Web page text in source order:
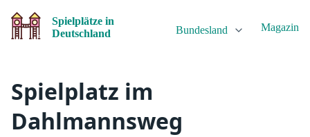
Spielplätze in
Deutschland
Bundesland Magazin
Spielplatz im
Dahlmannsweg